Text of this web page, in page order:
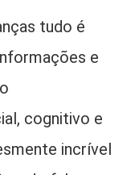
tudo é
e
cognitivo e
incrível